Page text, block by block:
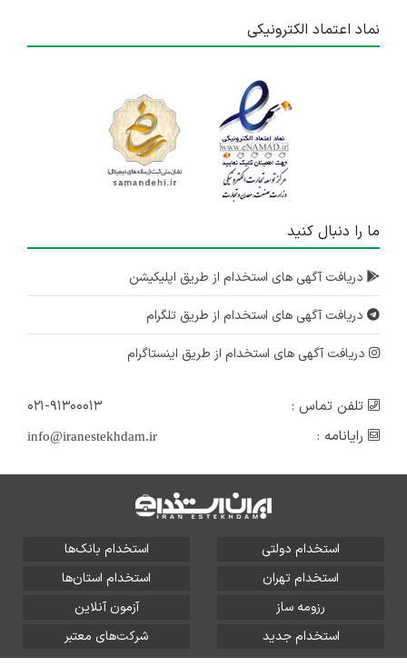
نماد اعتماد الکترونیکی
ما را دنبال کنید
دریافت آگهی های استخدام از طریق اپلیکیشن
دریافت آگهی های استخدام از طریق تلگرام
دریافت آگهی های استخدام از طریق اینستاگرام
تلفن تماس :
۰۲۱-۹۱۳۰۰۰۱۳
رایانامه :
info@iranestekhdam.ir
استخدام دولتی
استخدام بانک‌ها
استخدام تهران
استخدام استان‌ها
رزومه ساز
آزمون آنلاین
استخدام جدید
شرکت‌های معتبر